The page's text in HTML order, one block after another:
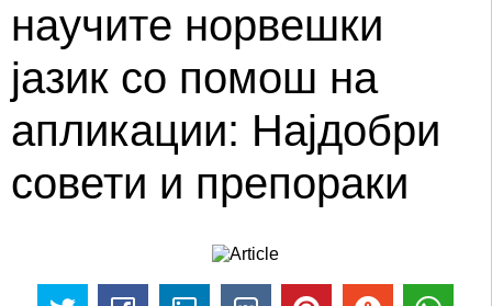
научите норвешки
јазик со помош на
апликации: Најдобри
совети и препораки